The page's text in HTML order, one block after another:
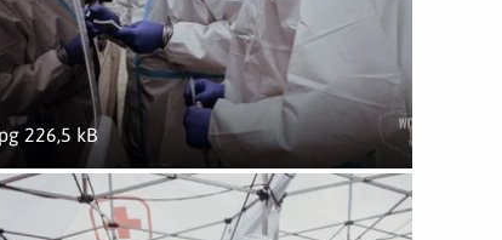
226,5 kB
załącznik
Punkt pobierania wymazów w Gnieźnie